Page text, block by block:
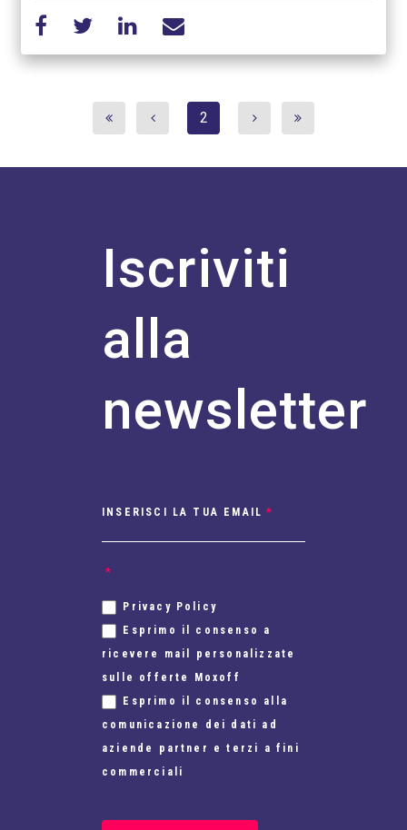
2
Iscriviti
alla
newsletter
INSERISCI LA TUA EMAIL *
*
Privacy Policy
Esprimo il consenso a
ricevere mail personalizzate
sulle offerte Moxoff
Esprimo il consenso alla
comunicazione dei dati ad
aziende partner e terzi a fini
commerciali